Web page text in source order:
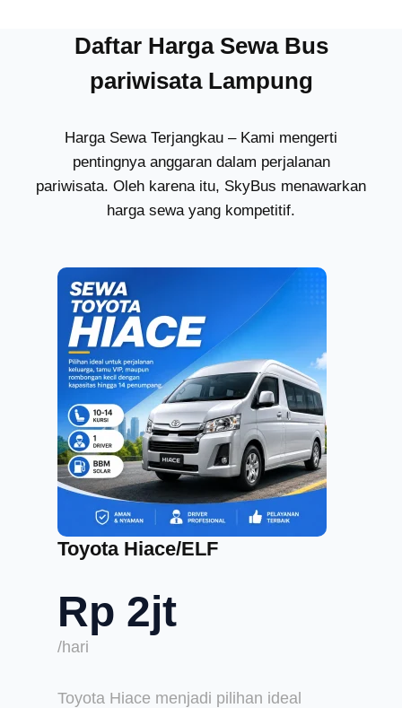
Daftar Harga Sewa Bus
pariwisata Lampung
Harga Sewa Terjangkau – Kami mengerti
pentingnya anggaran dalam perjalanan
pariwisata. Oleh karena itu, SkyBus menawarkan
harga sewa yang kompetitif.
Toyota Hiace/ELF
Rp 2jt
/hari
Toyota Hiace menjadi pilihan ideal